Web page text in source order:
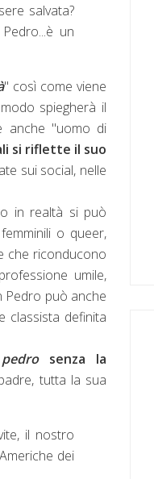
salvata?
un
" così come viene
spiegherà il
anche "uomo di
si riflette il suo
sui social, nelle
in realtà si può
o queer,
che riconducono
umile,
Pedro può anche
classista definita
pedrosenza la
tutta la sua
il nostro
dei